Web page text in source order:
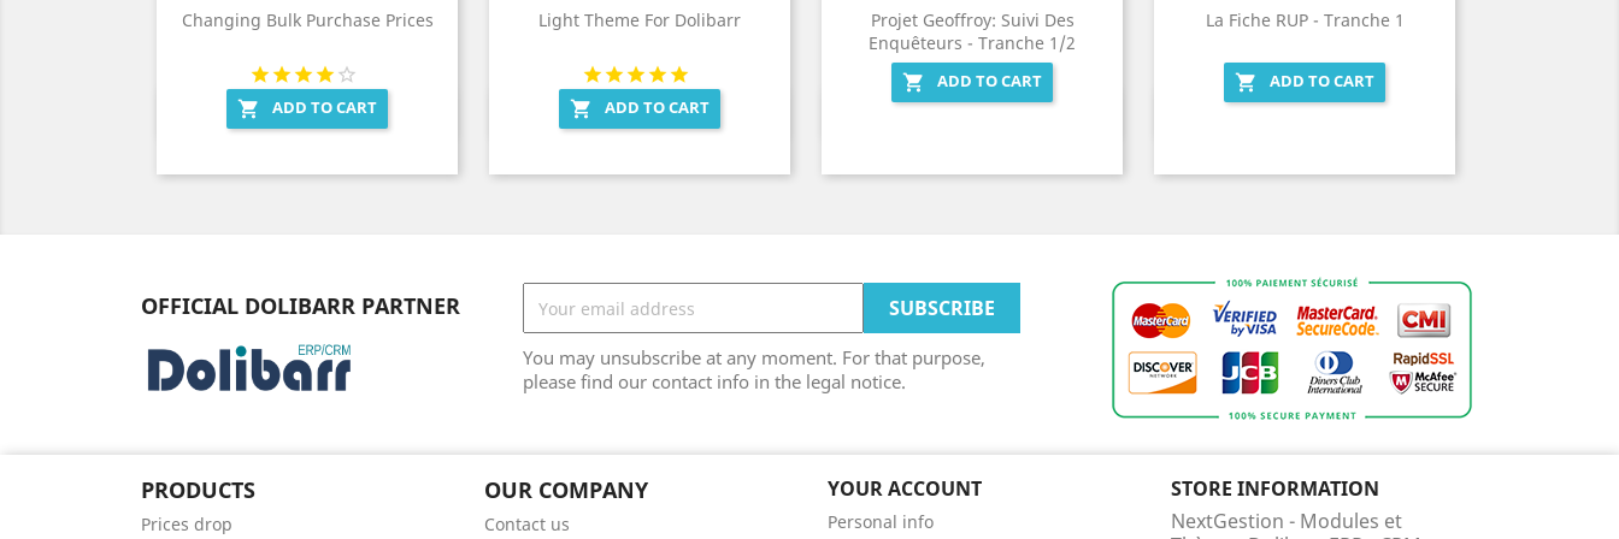
Changing Bulk Purchase Prices
 ADD TO CART
 Quick view
Light Theme For Dolibarr
 ADD TO CART
 Quick view
Projet Geoffroy: Suivi Des
Enquêteurs - Tranche 1/2

ADD TO CART
La Fiche RUP - Tranche 1
 ADD TO CART
OFFICIAL DOLIBARR PARTNER
You may unsubscribe at any moment. For that purpose,
please find our contact info in the legal notice.
PRODUCTS
Prices drop
OUR COMPANY
Contact us
YOUR ACCOUNT
Personal info
STORE INFORMATION
NextGestion - Modules et